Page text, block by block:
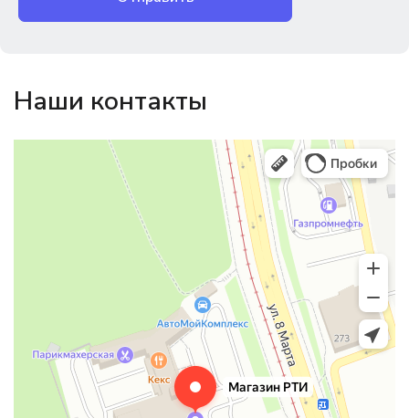
Наши контакты
Магазин резинотехники
Резиновые и резинотехнические изделия в Екатеринбурге
Садовый инвентарь и техника в Екатеринбурге